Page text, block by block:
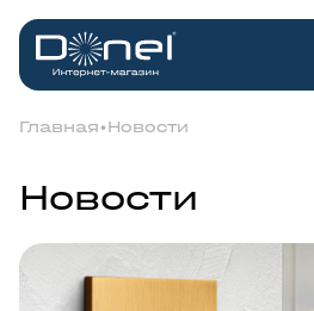
Главная Новости
Новости